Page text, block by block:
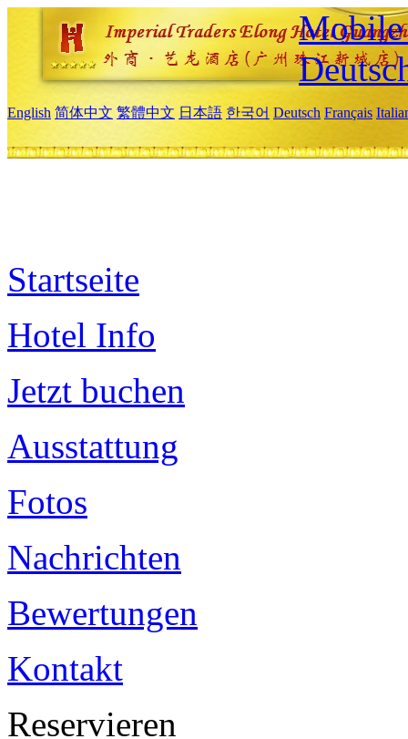
Mobile
English 简体中文 繁體中文 日本語 한국어 Deutsch Français
Startseite
Hotel Info
Jetzt buchen
Ausstattung
Fotos
Nachrichten
Bewertungen
Kontakt
Reservieren